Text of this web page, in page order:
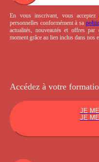
En vous inscrivant, vous
personnelles conformément à sa
actualités, nouveautés et offres
moment grâce au lien inclus dans nos
Accédez à votre
JE
JE